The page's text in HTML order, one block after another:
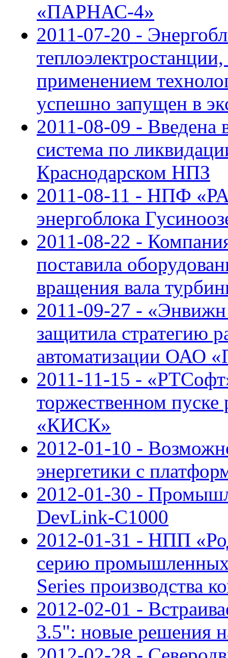
«ПАРНАС-4»
2011-07-20 -
применением
успешно запущен в
2011-08-09 - Введена
система по
Краснодарском НПЗ
2011-08-11 - НПФ
энергоблока
2011-08-22 -
поставила
вращения вала
2011-09-27 - «Энвижн
защитила стратегию
автоматизации ОАО
2011-11-15 -
торжественном
«КИСК»
2012-01-10 -
энергетики с
2012-01-30 -
DevLink-C1000
2012-01-31 - НПП
серию
Series производства
2012-02-01 -
3.5": новые решения